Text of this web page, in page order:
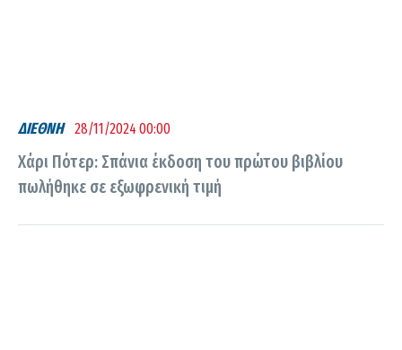
ΔΙΕΘΝΗ 28/11/2024 00:00
Χάρι Πότερ: Σπάνια έκδοση του πρώτου βιβλίου
πωλήθηκε σε εξωφρενική τιμή